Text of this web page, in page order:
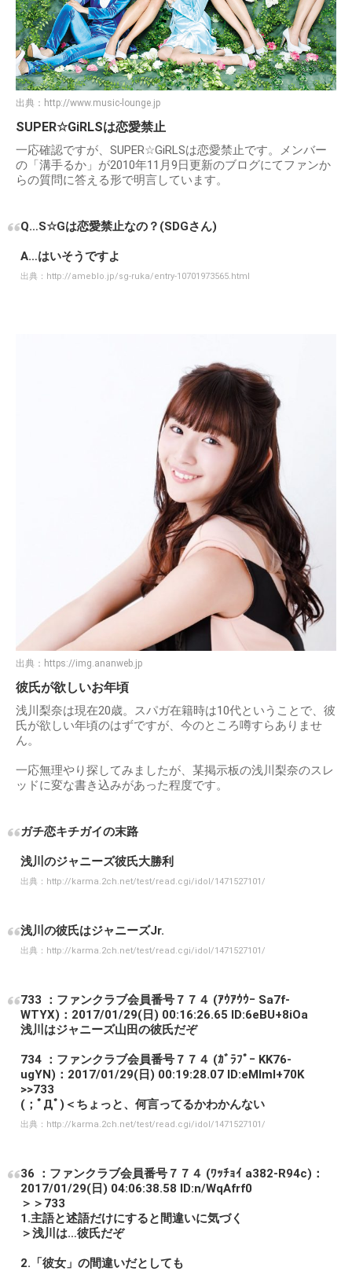
出典： http://www.music-lounge.jp
SUPER☆GiRLSは恋愛禁止
一応確認ですが、SUPER☆GiRLSは恋愛禁止です。メンバー
の「溝手るか」が2010年11月9日更新のブログにてファンか
らの質問に答える形で明言しています。
Q…S☆Gは恋愛禁止なの？(SDGさん)
A…はいそうですよ
出典： http://ameblo.jp/sg-ruka/entry-10701973565.html
出典： https://img.ananweb.jp
彼氏が欲しいお年頃
浅川梨奈は現在20歳。スパガ在籍時は10代ということで、彼
氏が欲しい年頃のはずですが、今のところ噂すらありませ
ん。
一応無理やり探してみましたが、某掲示板の浅川梨奈のスレ
ッドに変な書き込みがあった程度です。
ガチ恋キチガイの末路
浅川のジャニーズ彼氏大勝利
出典： http://karma.2ch.net/test/read.cgi/idol/1471527101/
浅川の彼氏はジャニーズJr.
出典： http://karma.2ch.net/test/read.cgi/idol/1471527101/
733 ：ファンクラブ会員番号７７４ (ｱｳｱｳｳｰ Sa7f-
WTYX)：2017/01/29(日) 00:16:26.65 ID:6eBU+8iOa
浅川はジャニーズ山田の彼氏だぞ
734 ：ファンクラブ会員番号７７４ (ｶﾞﾗﾌﾟｰ KK76-
ugYN)：2017/01/29(日) 00:19:28.07 ID:eMlmI+70K
>>733
(；ﾟДﾟ)＜ちょっと、何言ってるかわかんない
出典： http://karma.2ch.net/test/read.cgi/idol/1471527101/
36 ：ファンクラブ会員番号７７４ (ﾜｯﾁｮｲ a382-R94c)：
2017/01/29(日) 04:06:38.58 ID:n/WqAfrf0
＞＞733
1.主語と述語だけにすると間違いに気づく
＞浅川は…彼氏だぞ
2.「彼女」の間違いだとしても